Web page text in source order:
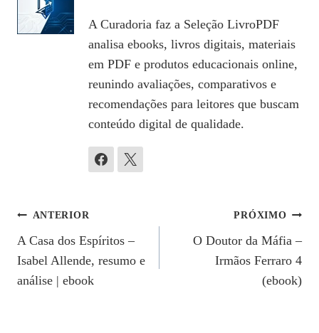
A Curadoria faz a Seleção LivroPDF
analisa ebooks, livros digitais, materiais
em PDF e produtos educacionais online,
reunindo avaliações, comparativos e
recomendações para leitores que buscam
conteúdo digital de qualidade.
Navegação
De
Post
ANTERIOR
A Casa dos Espíritos –
Isabel Allende, resumo e
análise | ebook
PRÓXIMO
O Doutor da Máfia –
Irmãos Ferraro 4
(ebook)